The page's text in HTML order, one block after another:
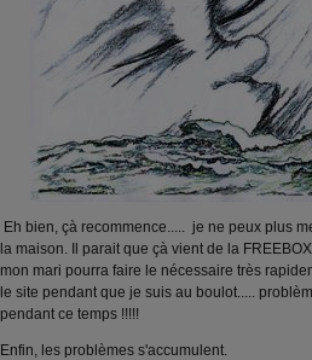
Eh bien, çà recommence..... je ne peux plus
la maison. Il parait que çà vient de la
mon mari pourra faire le nécessaire très
le site pendant que je suis au boulot.....
pendant ce temps !!!!!
Enfin, les problèmes s'accumulent.